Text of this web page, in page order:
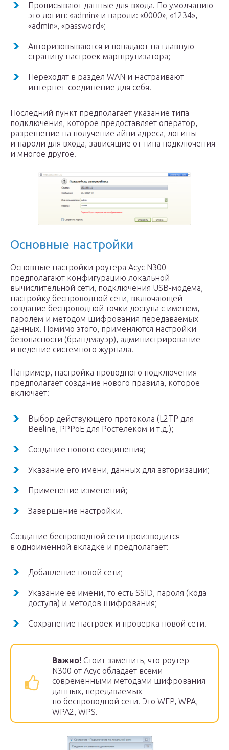
Прописывают данные для входа. По умолчанию
это логин: «admin» и пароли: «0000», «1234»,
«admin», «password»;
Авторизовываются и попадают на главную
страницу настроек маршрутизатора;
Переходят в раздел WAN и настраивают
интернет-соединение для себя.
Последний пункт предполагает указание типа
подключения, которое предоставляет оператор,
разрешение на получение айпи адреса, логины
и пароли для входа, зависящие от типа подключения
и многое другое.
Основные настройки
Основные настройки роутера Асус N300
предполагают конфигурацию локальной
вычислительной сети, подключения USB-модема,
настройку беспроводной сети, включающей
создание беспроводной точки доступа с именем,
паролем и методом шифрования передаваемых
данных. Помимо этого, применяются настройки
безопасности (брандмауэр), администрирование
и ведение системного журнала.
Например, настройка проводного подключения
предполагает создание нового правила, которое
включает:
Выбор действующего протокола (L2TP для
Beeline, PPPoE для Ростелеком и т.д.);
Создание нового соединения;
Указание его имени, данных для авторизации;
Применение изменений;
Завершение настройки.
Создание беспроводной сети производится
в одноименной вкладке и предполагает:
Добавление новой сети;
Указание ее имени, то есть SSID, пароля (кода
доступа) и методов шифрования;
Сохранение настроек и проверка новой сети.
Важно! Стоит заменить, что роутер
N300 от Асус обладает всеми
современными методами шифрования
данных, передаваемых
по беспроводной сети. Это WEP, WPA,
WPA2, WPS.